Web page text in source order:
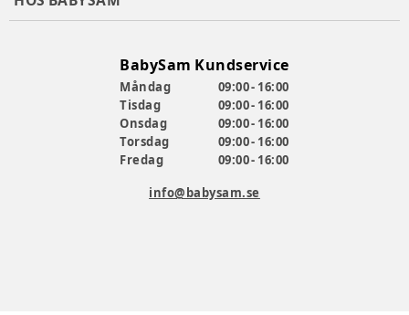
BabySam Kundservice
Måndag
09:00 - 16:00
Tisdag
09:00 - 16:00
Onsdag
09:00 - 16:00
Torsdag
09:00 - 16:00
Fredag
09:00 - 16:00
info@babysam.se